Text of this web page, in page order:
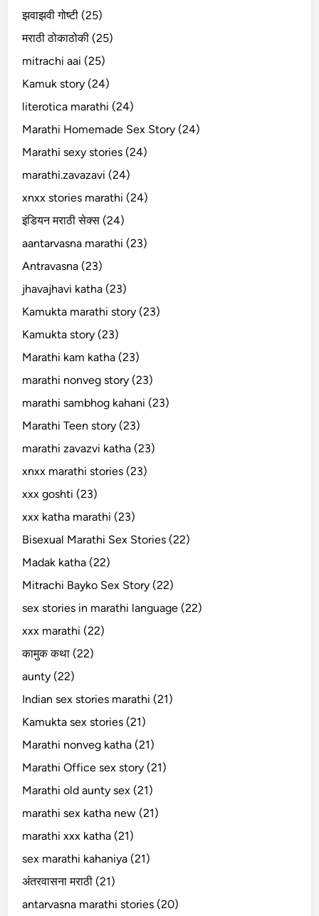
झवाझवी गोष्टी (25)
मराठी ठोकाठोकी (25)
mitrachi aai (25)
Kamuk story (24)
literotica marathi (24)
Marathi Homemade Sex Story (24)
Marathi sexy stories (24)
marathi.zavazavi (24)
xnxx stories marathi (24)
इंडियन मराठी सेक्स (24)
aantarvasna marathi (23)
Antravasna (23)
jhavajhavi katha (23)
Kamukta marathi story (23)
Kamukta story (23)
Marathi kam katha (23)
marathi nonveg story (23)
marathi sambhog kahani (23)
Marathi Teen story (23)
marathi zavazvi katha (23)
xnxx marathi stories (23)
xxx goshti (23)
xxx katha marathi (23)
Bisexual Marathi Sex Stories (22)
Madak katha (22)
Mitrachi Bayko Sex Story (22)
sex stories in marathi language (22)
xxx marathi (22)
कामुक कथा (22)
aunty (22)
Indian sex stories marathi (21)
Kamukta sex stories (21)
Marathi nonveg katha (21)
Marathi Office sex story (21)
Marathi old aunty sex (21)
marathi sex katha new (21)
marathi xxx katha (21)
sex marathi kahaniya (21)
अंतरवासना मराठी (21)
antarvasna marathi stories (20)